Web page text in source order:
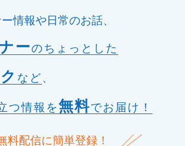
情報や日常のお話、
ーのちょっとした
など、
つ情報を無料でお届け！
料配信に簡単登録！